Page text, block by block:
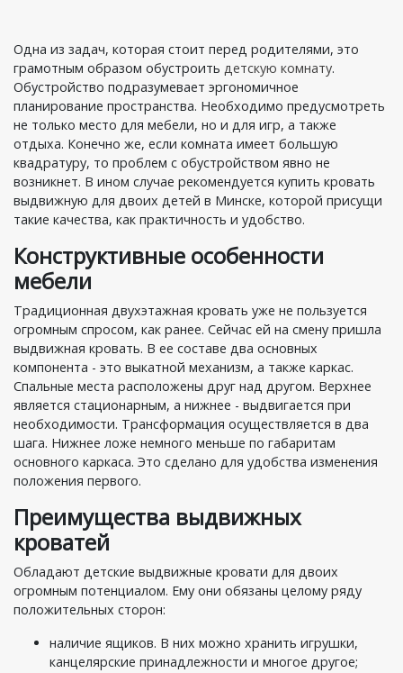
Одна из задач, которая стоит перед родителями, это
грамотным образом обустроить детскую комнату.
Обустройство подразумевает эргономичное
планирование пространства. Необходимо предусмотреть
не только место для мебели, но и для игр, а также
отдыха. Конечно же, если комната имеет большую
квадратуру, то проблем с обустройством явно не
возникнет. В ином случае рекомендуется купить кровать
выдвижную для двоих детей в Минске, которой присущи
такие качества, как практичность и удобство.
Конструктивные особенности
мебели
Традиционная двухэтажная кровать уже не пользуется
огромным спросом, как ранее. Сейчас ей на смену пришла
выдвижная кровать. В ее составе два основных
компонента - это выкатной механизм, а также каркас.
Спальные места расположены друг над другом. Верхнее
является стационарным, а нижнее - выдвигается при
необходимости. Трансформация осуществляется в два
шага. Нижнее ложе немного меньше по габаритам
основного каркаса. Это сделано для удобства изменения
положения первого.
Преимущества выдвижных
кроватей
Обладают детские выдвижные кровати для двоих
огромным потенциалом. Ему они обязаны целому ряду
положительных сторон:
наличие ящиков. В них можно хранить игрушки,
канцелярские принадлежности и многое другое;